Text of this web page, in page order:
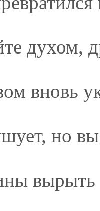
духом,
вновь
но
вырыть